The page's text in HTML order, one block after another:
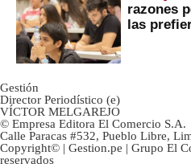
razones
las
Gestión
Director Periodístico (e)
VÍCTOR MELGAREJO
© Empresa Editora El Comercio S.A.
Calle Paracas #532, Pueblo Libre,
Copyright© | Gestion.pe | Grupo El
reservados